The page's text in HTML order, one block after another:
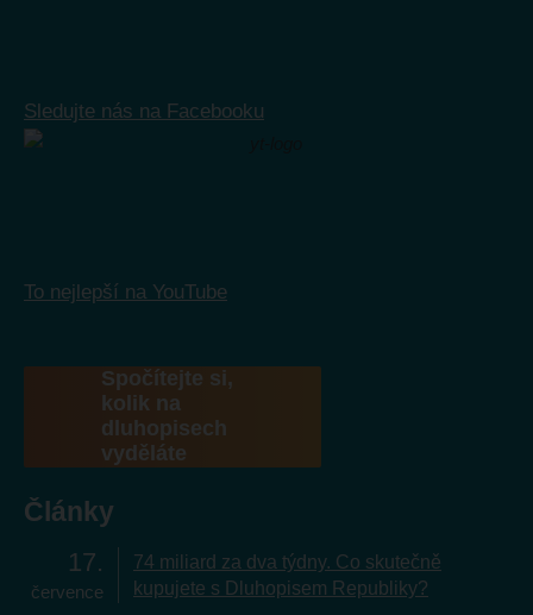
Sledujte nás na Facebooku
To nejlepší na YouTube
Spočítejte si,
kolik na
dluhopisech
vyděláte
Články
17
července
74 miliard za dva týdny. Co skutečně
kupujete s Dluhopisem Republiky?